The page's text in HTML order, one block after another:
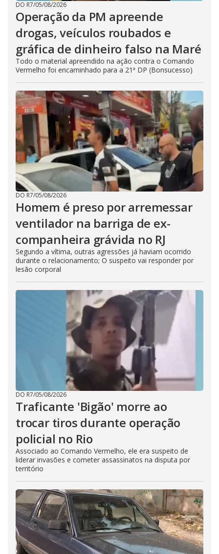
DO R7/05/08/2026
Operação da PM apreende
drogas, veículos roubados e
gráfica de dinheiro falso na Maré
Todo o material apreendido na ação contra o Comando
Vermelho foi encaminhado para a 21ª DP (Bonsucesso)
DO R7/05/08/2026
Homem é preso por arremessar
ventilador na barriga de ex-
companheira grávida no RJ
Segundo a vítima, outras agressões já haviam ocorrido
durante o relacionamento; O suspeito vai responder por
lesão corporal
DO R7/05/08/2026
Traficante 'Bigão' morre ao
trocar tiros durante operação
policial no Rio
Associado ao Comando Vermelho, ele era suspeito de
liderar invasões e cometer assassinatos na disputa por
território